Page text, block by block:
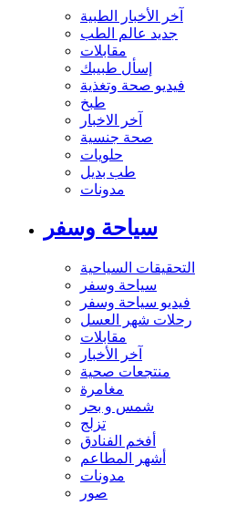
آخر الأخبار الطبية
جديد عالم الطب
مقابلات
إسأل طبيبك
فيديو صحة وتغذية
طبخ
آخر الاخبار
صحة جنسية
حلويات
طب بديل
مدونات
سياحة وسفر
التحقيقات السياحية
سياحة وسفر
فيديو سياحة وسفر
رحلات شهر العسل
مقابلات
آخر الأخبار
منتجعات صحية
مغامرة
شمس و بحر
تزلج
أفخم الفنادق
أشهر المطاعم
مدونات
صور